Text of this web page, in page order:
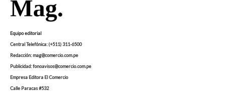
Equipo editorial
Central Telefónica: (+511) 311-6500
Redacción: mag@comercio.com.pe
Publicidad: fonoavisos@comercio.com.pe
Empresa Editora El Comercio
Calle Paracas #532